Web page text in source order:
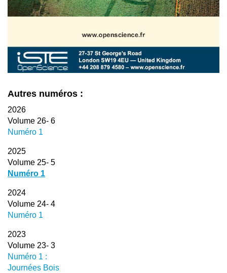
Autres numéros :
2026
Volume 26- 6
Numéro 1
2025
Volume 25- 5
Numéro 1
2024
Volume 24- 4
Numéro 1
2023
Volume 23- 3
Numéro 1 :
Journées Bois